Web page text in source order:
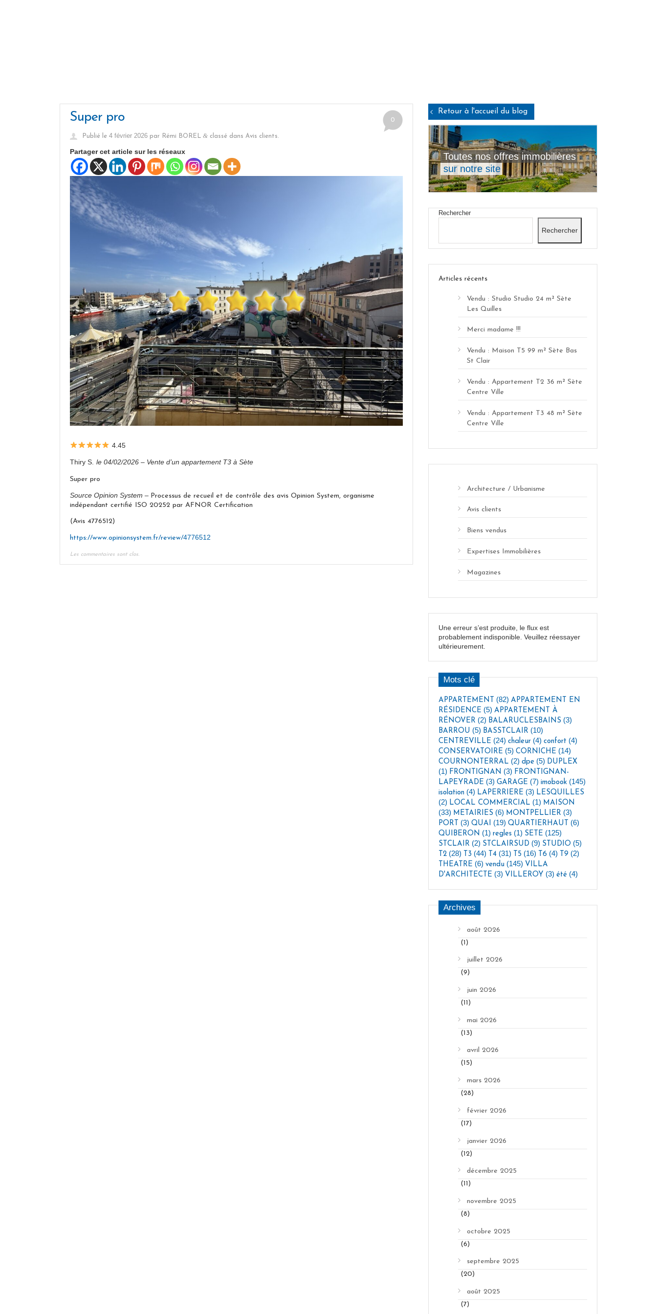
0
Super pro
Publié le 4 février 2026 par Rémi BOREL & classé dans Avis clients.
Partager cet article sur les réseaux
4.45
Thiry S. le 04/02/2026 – Vente d’un appartement T3 à Sète
Super pro
Source Opinion System – Processus de recueil et de contrôle des avis Opinion System, organisme
indépendant certifié ISO 20252 par AFNOR Certification
(Avis 4776512)
https://www.opinionsystem.fr/review/4776512
Les commentaires sont clos.
Retour à l'accueil du blog
Toutes nos offres immobilières
sur notre site
Rechercher
Rechercher
Articles récents
Vendu : Studio Studio 24 m² Sète
Les Quilles
Merci madame !!!
Vendu : Maison T5 99 m² Sète Bas
St Clair
Vendu : Appartement T2 36 m² Sète
Centre Ville
Vendu : Appartement T3 48 m² Sète
Centre Ville
Architecture / Urbanisme
Avis clients
Biens vendus
Expertises Immobilières
Magazines
Une erreur s’est produite, le flux est
probablement indisponible. Veuillez réessayer
ultérieurement.
Mots clé
APPARTEMENT (82) APPARTEMENT EN
RÉSIDENCE (5) APPARTEMENT À
RÉNOVER (2) BALARUCLESBAINS (3)
BARROU (5) BASSTCLAIR (10)
CENTREVILLE (24) chaleur(4) confort (4)
CONSERVATOIRE (5) CORNICHE (14)
COURNONTERRAL (2) dpe(5) DUPLEX
(1) FRONTIGNAN (3) FRONTIGNAN-
LAPEYRADE (3) GARAGE (7) imobook (145)
isolation(4) LAPERRIERE (3) LESQUILLES
(2) LOCAL COMMERCIAL (1) MAISON
(33) METAIRIES (6) MONTPELLIER (3)
PORT (3) QUAI (19) QUARTIERHAUT (6)
QUIBERON (1) regles (1) SETE (125)
STCLAIR (2) STCLAIRSUD (9) STUDIO (5)
T2(28) T3 (44) T4(31) T5 (16) T6 (4) T9 (2)
THEATRE (6) vendu(145) VILLA
D'ARCHITECTE (3) VILLEROY (3) été(4)
Archives
août 2026
(1)
juillet 2026
(9)
juin 2026
(11)
mai 2026
(13)
avril 2026
(15)
mars 2026
(28)
février 2026
(17)
janvier 2026
(12)
décembre 2025
(11)
novembre 2025
(8)
octobre 2025
(6)
septembre 2025
(20)
août 2025
(7)